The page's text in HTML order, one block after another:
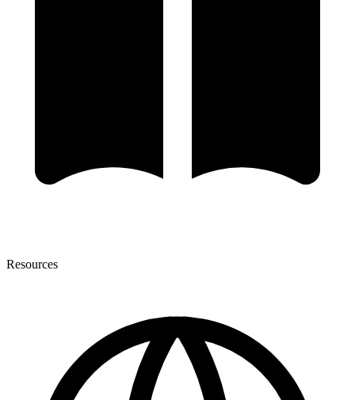
Resources